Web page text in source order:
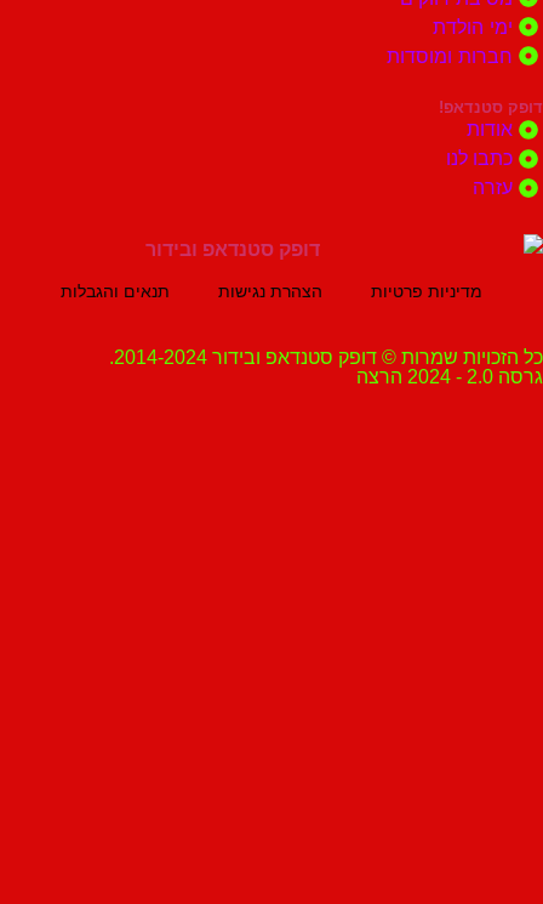
ומוסדות
לנו
מדיניות פרטיות הצהרת נגישות תנאים והגבלות
שמרות © דופק סטנדאפ ובידור 2014-2024.